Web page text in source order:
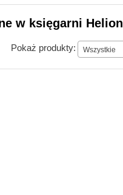
w księgarni Helion
Pokaż produkty: Wszystkie